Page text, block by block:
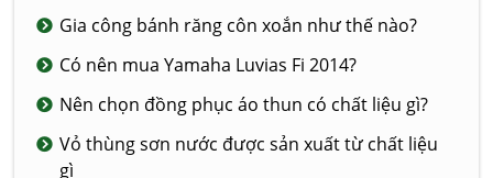
Gia công bánh răng côn xoắn như thế nào?
Có nên mua Yamaha Luvias Fi 2014?
Nên chọn đồng phục áo thun có chất liệu gì?
Vỏ thùng sơn nước được sản xuất từ chất liệu
gì